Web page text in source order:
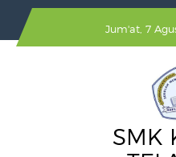
Jum'at, 7
SMK